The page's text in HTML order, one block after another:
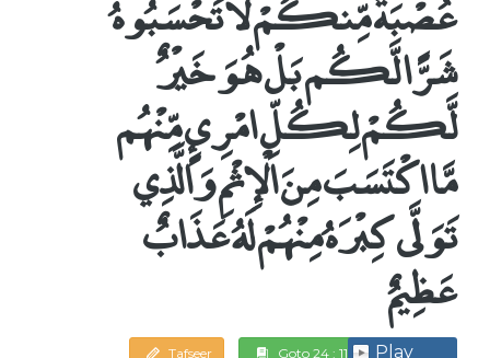
شَرًّا لَّكُم بَلْ هُوَ خَيْرٌ
لَّكُمْ لِكُلِّ امْرِئٍ مِّنْهُم
مَّا اكْتَسَبَ مِنَ الْإِثْمِ وَالَّذِي
تَوَلَّى كِبْرَهُ مِنْهُمْ لَهُ عَذَابٌ
عَظِيمٌ
Tafseer Goto 24 : 11 Play